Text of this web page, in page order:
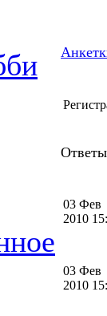
03 Фев
2010
03 Фев
2010